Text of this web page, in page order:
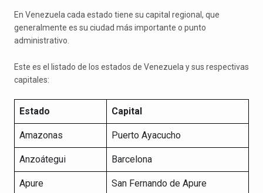
En Venezuela cada estado tiene su capital regional, que
generalmente es su ciudad más importante o punto
administrativo.
Este es el listado de los estados de Venezuela y sus respectivas
capitales:
Estado Capital
Amazonas Puerto Ayacucho
Anzoátegui Barcelona
Apure San Fernando de Apure